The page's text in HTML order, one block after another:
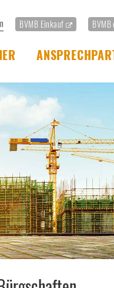
BVMB Einkauf BVMB